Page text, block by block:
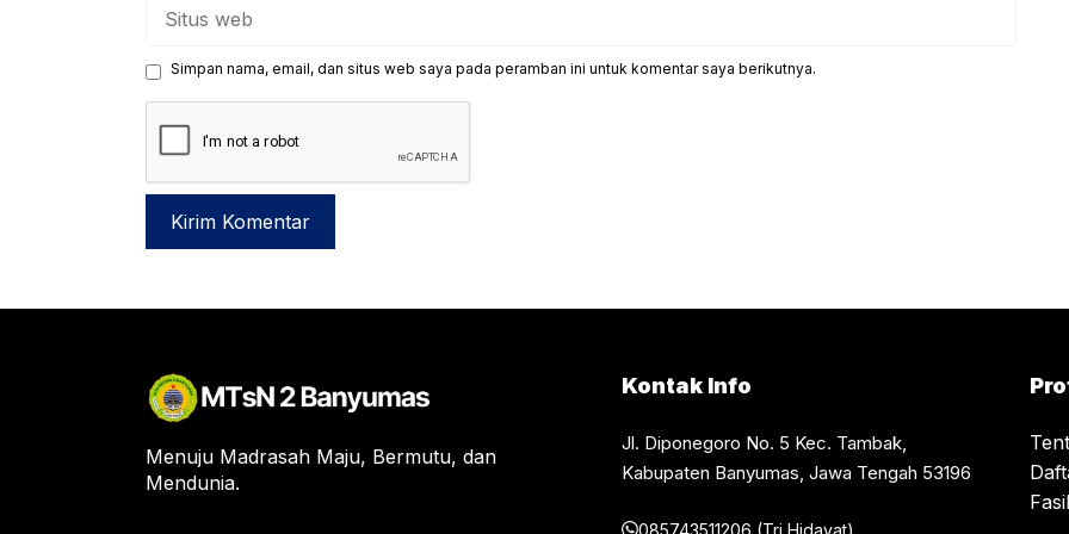
web
Simpan nama, email, dan situs web saya pada peramban ini untuk komentar saya berikutnya.
Menuju Madrasah Maju, Bermutu, dan
Mendunia.
Kontak Info
Jl. Diponegoro No. 5 Kec. Tambak,
Kabupaten Banyumas, Jawa Tengah 53196
085743511206 (Tri Hidayat)